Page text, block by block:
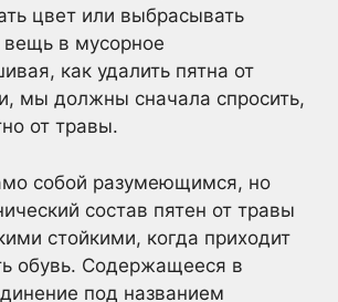
цвет или выбрасывать
в мусорное
как удалить пятна от
мы должны сначала спросить,
от травы.
собой разумеющимся, но
состав пятен от травы
стойкими, когда приходит
обувь. Содержащееся в
под названием